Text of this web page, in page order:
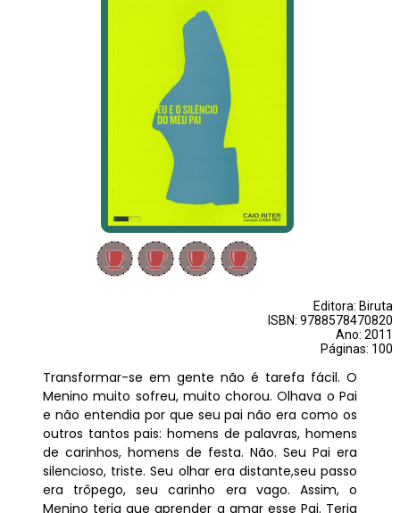
Editora: Biruta
ISBN: 9788578470820
Ano: 2011
Páginas: 100
Transformar-se em gente não é tarefa fácil. O
Menino muito sofreu, muito chorou. Olhava o Pai
e não entendia por que seu pai não era como os
outros tantos pais: homens de palavras, homens
de carinhos, homens de festa. Não. Seu Pai era
silencioso, triste. Seu olhar era distante,seu passo
era trôpego, seu carinho era vago. Assim, o
Menino teria que aprender a amar esse Pai. Teria